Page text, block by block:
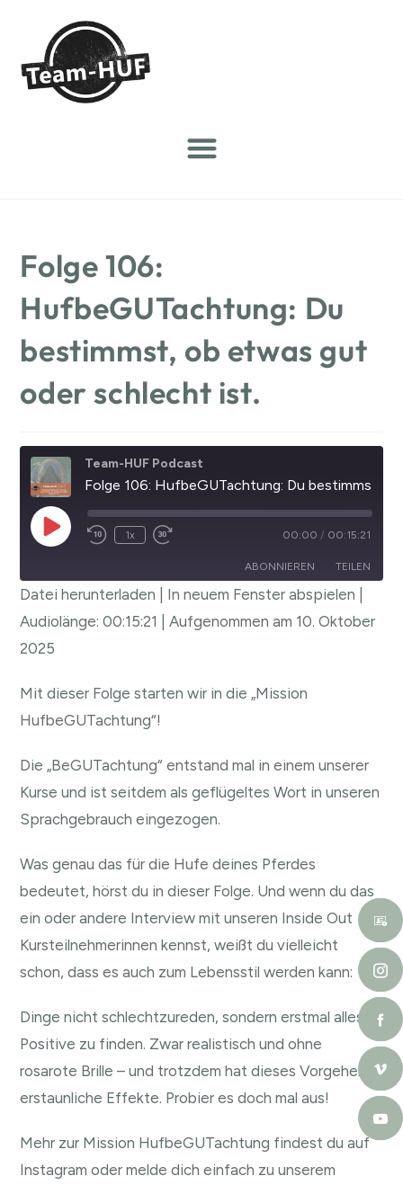
Folge 106:
HufbeGUTachtung: Du
bestimmst, ob etwas gut
oder schlecht ist.
Team-HUF Podcast
1x 00:00 / 00:15:21
ABONNIEREN TEILEN
RSS FEED
TEILEN
LINK
EMBED
Datei herunterladen In neuem Fenster abspielen
Audiolänge: 00:15:21
|Aufgenommen am 10. Oktober
2025
Mit dieser Folge starten wir in die „Mission
HufbeGUTachtung“!
Die „BeGUTachtung“ entstand mal in einem unserer
Kurse und ist seitdem als geflügeltes Wort in unseren
Sprachgebrauch eingezogen.
Was genau das für die Hufe deines Pferdes
bedeutet, hörst du in dieser Folge. Und wenn du das
ein oder andere Interview mit unseren Inside Out
Kursteilnehmerinnen kennst, weißt du vielleicht
schon, dass es auch zum Lebensstil werden kann:
Dinge nicht schlechtzureden, sondern erstmal alles
Positive zu finden. Zwar realistisch und ohne
rosarote Brille – und trotzdem hat dieses Vorgehen
erstaunliche Effekte. Probier es doch mal aus!
Mehr zur Mission HufbeGUTachtung findest du auf
Instagram oder melde dich einfach zu unserem